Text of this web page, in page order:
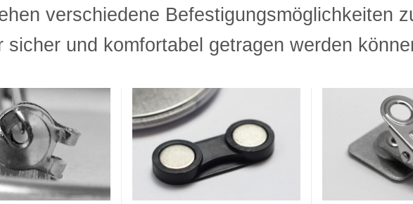
verschiedene Befestigungsmöglichkeiten
und komfortabel getragen werden